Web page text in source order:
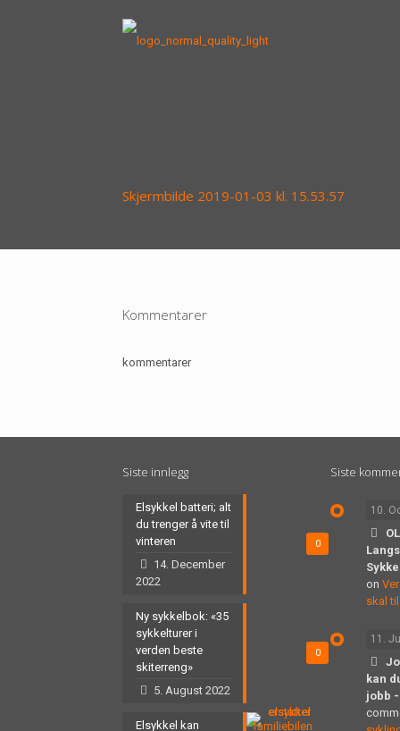
Skjermbilde 2019-01-03 kl. 15.53.57
Kommentarer
kommentarer
Siste innlegg
0
Elsykkel batteri; alt
du trenger å vite til
vinteren
14. December
2022
0
Ny sykkelbok: «35
sykkelturer i
verden beste
skiterreng»
5. August 2022
Elsykkel kan
Siste
10.
on
skal
11.
kan
jobb